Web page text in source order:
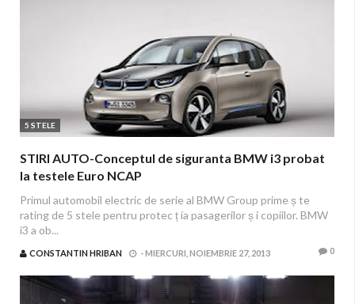
5 STELE
STIRI AUTO-Conceptul de siguranta BMW i3 probat
la testele Euro NCAP
Primul automobil electric de serie al BMW Group prime ș te
rating de 5 stele pentru protec ț ia pasagerilor ș i copiilor. BMW
i3 a ob...
CONSTANTIN HRIBAN -MIERCURI, NOIEMBRIE 27, 2013 0